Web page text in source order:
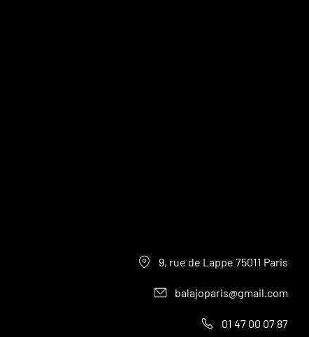
9, rue de Lappe 75011 Paris
balajoparis@gmail.com
01 47 00 07 87